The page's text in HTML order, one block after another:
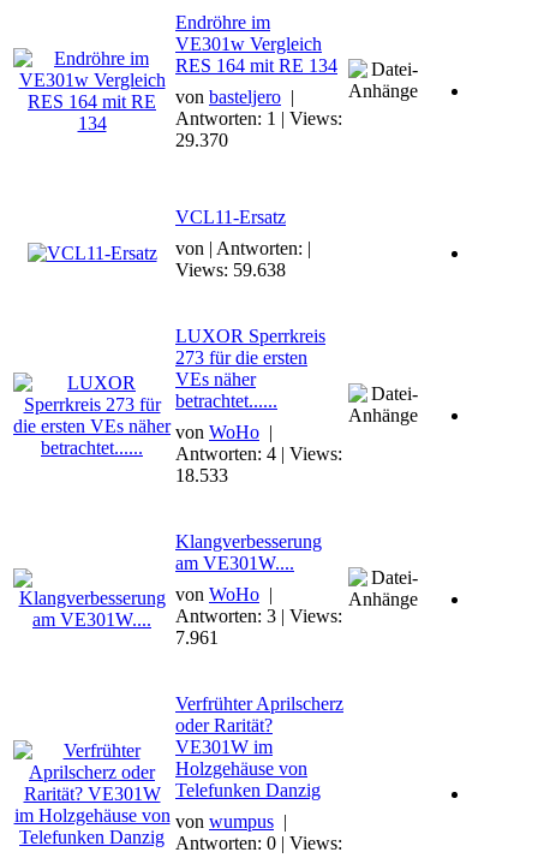
Endröhre im
VE301w Vergleich
RES 164 mit RE 134
von basteljero |
Antworten: 1 | Views:
29.370
VCL11-Ersatz
von | Antworten: |
Views: 59.638
LUXOR Sperrkreis
273 für die ersten
VEs näher
betrachtet......
von WoHo |
Antworten: 4 | Views:
18.533
Klangverbesserung
am VE301W....
von WoHo |
Antworten: 3 | Views:
7.961
Verfrühter Aprilscherz
oder Rarität?
VE301W im
Holzgehäuse von
Telefunken Danzig
von wumpus |
Antworten: 0 | Views: